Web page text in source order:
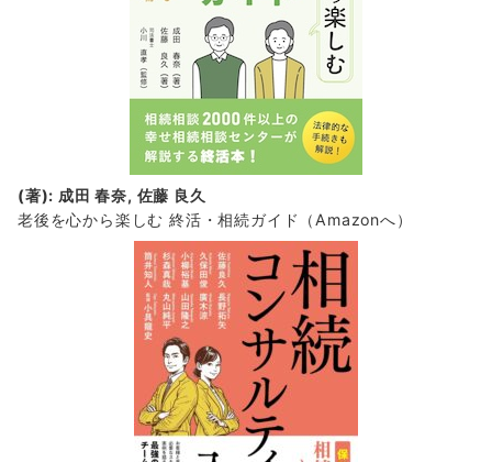
(著): 成田 春奈, 佐藤 良久
老後を心から楽しむ 終活・相続ガイド
（Amazonへ）